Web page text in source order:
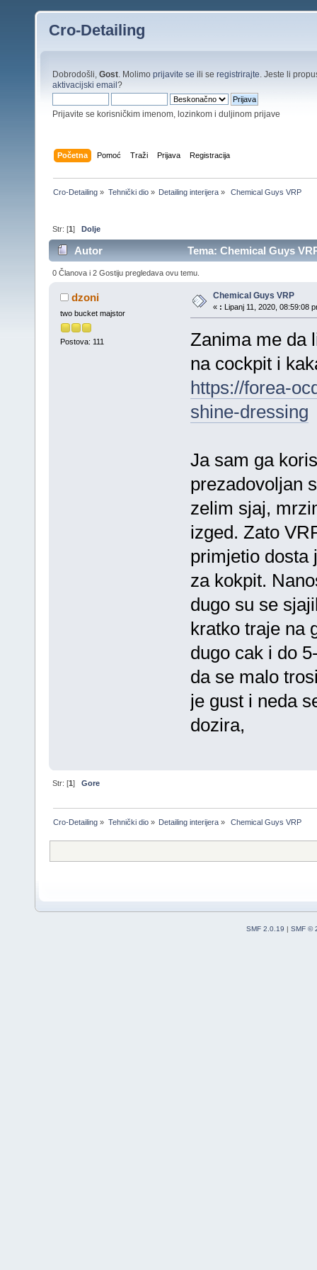
Cro-Detailing
Dobrodošli, Gost . Molimo prijavite se ili se registrirajte . Jeste li
aktivacijski email?
Prijavite se korisničkim imenom, lozinkom i duljinom prijave
Početna Pomoć Traži Prijava Registracija
Cro-Detailing » Tehnički dio» Detailing interijera» Chemical Guys VRP
Str: [1]Dolje
Autor Tema: Chemical Guys
0 Članova i 2 Gostiju pregledava ovu temu.
dzoni
two bucket majstor
Postova: 111
Chemical Guys VRP
« : Lipanj 11, 2020, 08:59:08
Zanima me da
na cockpit i
https://forea-
shine-dressing
Ja sam ga
prezadovoljan
zelim sjaj,
izged. Zato
primjetio dosta
za kokpit.
dugo su se
kratko traje na
dugo cak i do
da se malo
je gust i neda
dozira,
Str: [1]Gore
Cro-Detailing » Tehnički dio» Detailing interijera» Chemical Guys VRP
SMF 2.0.19 | SMF ©